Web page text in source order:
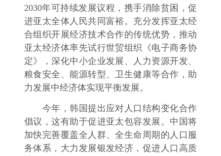
2030年可持续发展议程，携手消除贫困，促
进亚太全体人民共同富裕。充分发挥亚太经
合组织开展经济技术合作的传统优势，推动
亚太经济体率先试行世贸组织《电子商务协
定》，深化中小企业发展、人力资源开发、
粮食安全、能源转型、卫生健康等合作，助
力发展中经济体实现平衡发展。
今年，韩国提出应对人口结构变化合作
倡议，这有助于促进亚太包容发展。中国将
加快完善覆盖全人群、全生命周期的人口服
务体系，大力发展银发经济，促进人口高质